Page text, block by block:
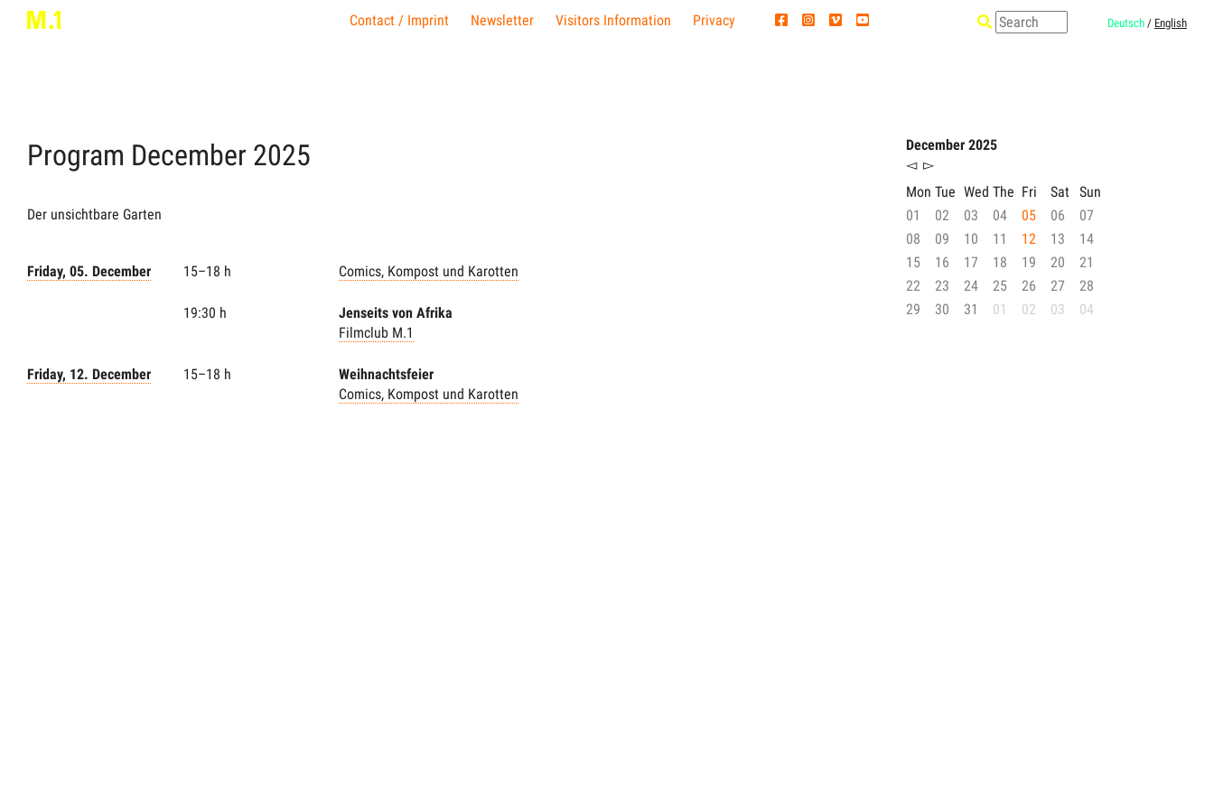
Contact / Imprint Newsletter Visitors Information Privacy Deutsch / English
Program December 2025
Der unsichtbare Garten
Friday, 05. December 15–18 h Comics, Kompost und Karotten
19:30 h
Jenseits von Afrika
Filmclub M.1
Friday, 12. December 15–18 h
Weihnachtsfeier
Comics, Kompost und Karotten
December 2025
◅ ▻
Mon Tue Wed The Fri Sat Sun
01
02 03 04 05 06
07
08
09 10 11 12 13
14
15
16 17 18 19 20
21
22
23 24 25 26 27
28
29
30 31 01 02 03 04